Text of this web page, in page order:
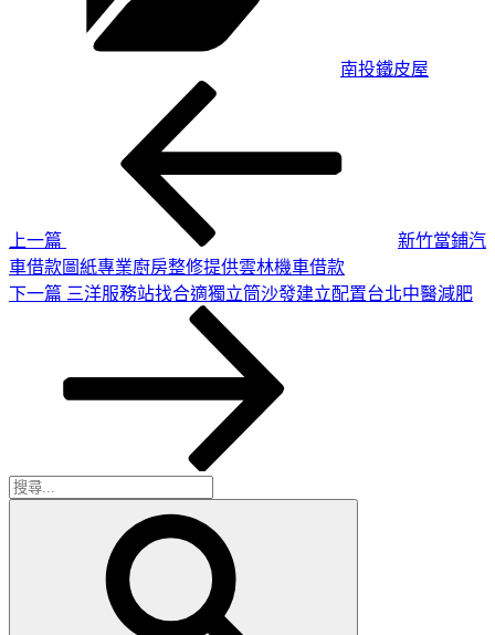
南投鐵皮屋
上一篇
新竹當鋪汽
車借款圖紙專業廚房整修提供雲林機車借款
下
下一篇 三洋服務站找合適獨立筒沙發建立配置台北中醫減肥
搜